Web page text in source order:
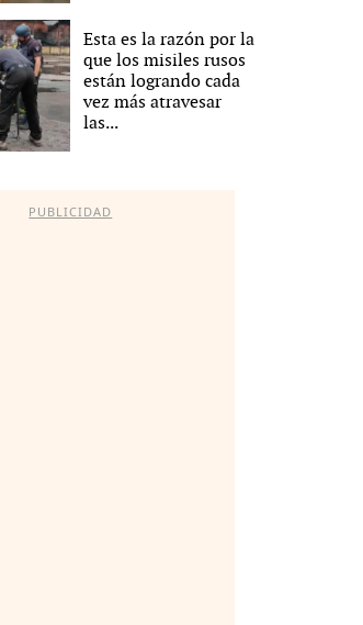
Esta es la razón por la
que los misiles rusos
están logrando cada
vez más atravesar
las...
PUBLICIDAD